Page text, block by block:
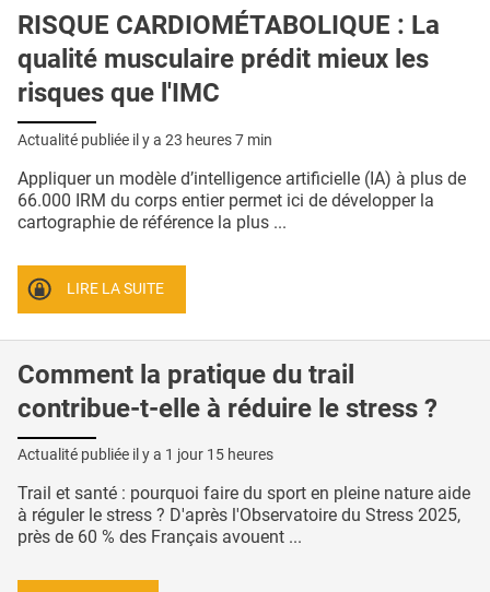
RISQUE CARDIOMÉTABOLIQUE : La
qualité musculaire prédit mieux les
risques que l'IMC
Actualité publiée il y a 23 heures 7 min
Appliquer un modèle d’intelligence artificielle (IA) à plus de
66.000 IRM du corps entier permet ici de développer la
cartographie de référence la plus ...
LIRE LA SUITE
Comment la pratique du trail
contribue-t-elle à réduire le stress ?
Actualité publiée il y a 1 jour 15 heures
Trail et santé : pourquoi faire du sport en pleine nature aide
à réguler le stress ? D'après l'Observatoire du Stress 2025,
près de 60 % des Français avouent ...